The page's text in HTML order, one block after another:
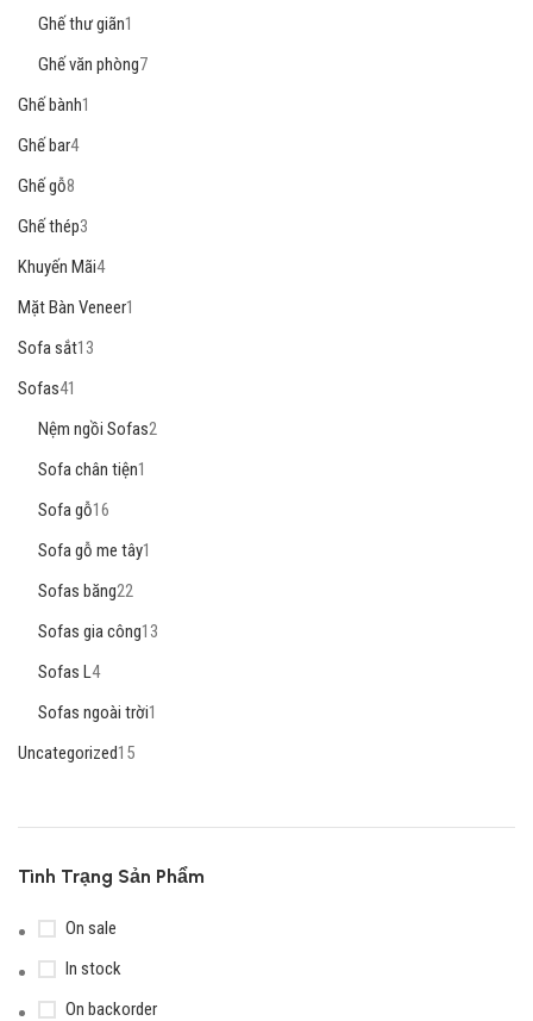
Ghế thư giãn1
Ghế văn phòng7
Ghế bành1
Ghế bar4
Ghế gỗ8
Ghế thép3
Khuyến Mãi4
Mặt Bàn Veneer1
Sofa sắt13
Sofas41
Nệm ngồi Sofas2
Sofa chân tiện1
Sofa gỗ16
Sofa gỗ me tây1
Sofas băng22
Sofas gia công13
Sofas L4
Sofas ngoài trời1
Uncategorized15
Tình Trạng Sản Phẩm
On sale
In stock
On backorder